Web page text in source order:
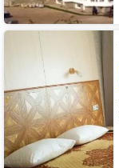
Отель